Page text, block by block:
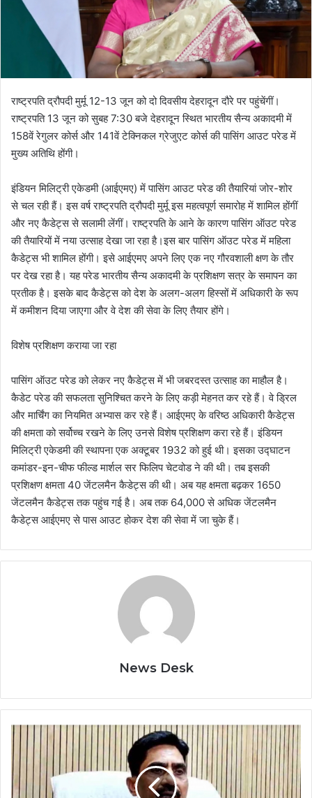
राष्ट्रपति द्रौपदी मुर्मू 12-13 जून को दो दिवसीय देहरादून दौरे पर पहुंचेंगीं।
राष्ट्रपति 13 जून को सुबह 7:30 बजे देहरादून स्थित भारतीय सैन्य अकादमी में
158वें रेगुलर कोर्स और 141वें टेक्निकल ग्रेजुएट कोर्स की पासिंग आउट परेड में
मुख्य अतिथि होंगी।
इंडियन मिलिट्री एकेडमी (आईएमए) में पासिंग आउट परेड की तैयारियां जोर-शोर
से चल रही हैं। इस वर्ष राष्ट्रपति द्रौपदी मुर्मू इस महत्वपूर्ण समारोह में शामिल होंगीं
और नए कैडेट्स से सलामी लेंगीं। राष्ट्रपति के आने के कारण पासिंग ऑउट परेड
की तैयारियों में नया उत्साह देखा जा रहा है।इस बार पासिंग ऑउट परेड में महिला
कैडेट्स भी शामिल होंगी। इसे आईएमए अपने लिए एक नए गौरवशाली क्षण के तौर
पर देख रहा है। यह परेड भारतीय सैन्य अकादमी के प्रशिक्षण सत्र के समापन का
प्रतीक है। इसके बाद कैडेट्स को देश के अलग-अलग हिस्सों में अधिकारी के रूप
में कमीशन दिया जाएगा और वे देश की सेवा के लिए तैयार होंगे।
विशेष प्रशिक्षण कराया जा रहा
पासिंग ऑउट परेड को लेकर नए कैडेट्स में भी जबरदस्त उत्साह का माहौल है।
कैडेट परेड की सफलता सुनिश्चित करने के लिए कड़ी मेहनत कर रहे हैं। वे ड्रिल
और मार्चिंग का नियमित अभ्यास कर रहे हैं। आईएमए के वरिष्ठ अधिकारी कैडेट्स
की क्षमता को सर्वोच्च रखने के लिए उनसे विशेष प्रशिक्षण करा रहे हैं। इंडियन
मिलिट्री एकेडमी की स्थापना एक अक्टूबर 1932 को हुई थी। इसका उद्घाटन
कमांडर-इन-चीफ फील्ड मार्शल सर फिलिप चेटवोड ने की थी। तब इसकी
प्रशिक्षण क्षमता 40 जेंटलमैन कैडेट्स की थी। अब यह क्षमता बढ़कर 1650
जेंटलमैन कैडेट्स तक पहुंच गई है। अब तक 64,000 से अधिक जेंटलमैन
कैडेट्स आईएमए से पास आउट होकर देश की सेवा में जा चुके हैं।
News Desk
Rishikesh:
योगनगरी
में
होगी
ऑल